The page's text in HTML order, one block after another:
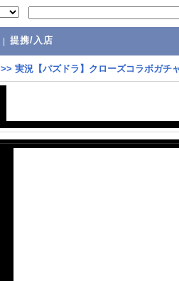
提携/入店
>> 実況【パズドラ】クローズコラボガチ